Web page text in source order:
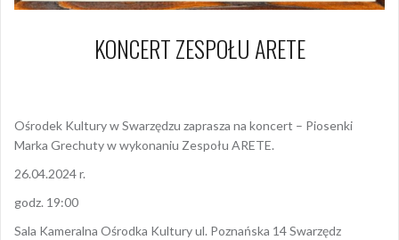
KONCERT ZESPOŁU ARETE
Ośrodek Kultury w Swarzędzu zaprasza na koncert – Piosenki
Marka Grechuty w wykonaniu Zespołu ARETE.
26.04.2024 r.
godz. 19:00
Sala Kameralna Ośrodka Kultury ul. Poznańska 14 Swarzędz